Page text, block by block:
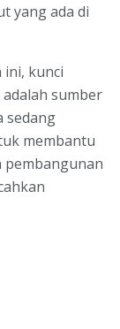
yang ada di
kunci
sumber
sedang
membantu
pembangunan